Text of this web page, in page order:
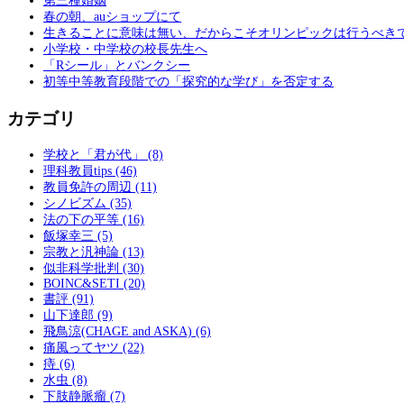
春の朝、auショップにて
生きることに意味は無い、だからこそオリンピックは行うべき
小学校・中学校の校長先生へ
「Rシール」とバンクシー
初等中等教育段階での「探究的な学び」を否定する
カテゴリ
学校と「君が代」 (8)
理科教員tips (46)
教員免許の周辺 (11)
シノビズム (35)
法の下の平等 (16)
飯塚幸三 (5)
宗教と汎神論 (13)
似非科学批判 (30)
BOINC&SETI (20)
書評 (91)
山下達郎 (9)
飛鳥涼(CHAGE and ASKA) (6)
痛風ってヤツ (22)
痔 (6)
水虫 (8)
下肢静脈瘤 (7)